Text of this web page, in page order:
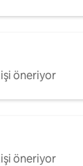
öneriyor
öneriyor